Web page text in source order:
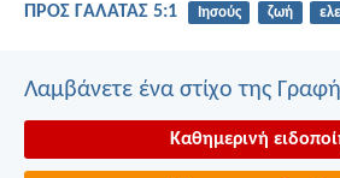
ΠΡΟΣ ΓΑΛΑΤΑΣ 5:1 Ιησούς ζωή
Λαμβάνετε ένα στίχο της
Καθημερινή